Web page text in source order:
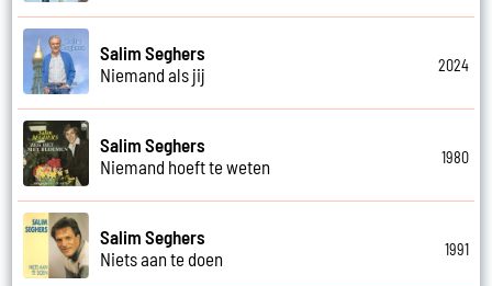
Salim Seghers
Niemand als jij
2024
Salim Seghers
Niemand hoeft te weten
1980
Salim Seghers
Niets aan te doen
1991